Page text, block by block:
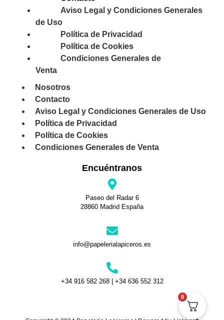
Aviso Legal y Condiciones Generales
de Uso
Política de Privacidad
Política de Cookies
Condiciones Generales de
Venta
Nosotros
Contacto
Aviso Legal y Condiciones Generales de Uso
Política de Privacidad
Política de Cookies
Condiciones Generales de Venta
Encuéntranos
Paseo del Radar 6
28860 Madrid España
info@papelerialapiceros.es
+34 916 582 268 | +34 636 552 312
0